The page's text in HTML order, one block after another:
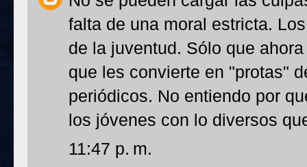
falta de una moral estricta.
de la juventud. Sólo que
que les convierte en "protas"
periódicos. No entiendo por
los jóvenes con lo diversos
11:47 p. m.